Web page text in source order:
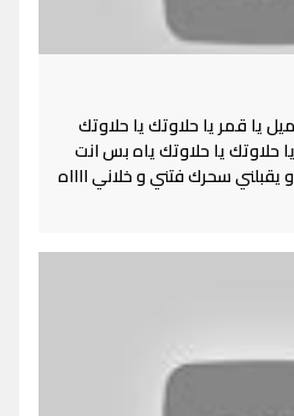
يا قمر يا حلاوتك يا حلاوتك
حلاوتك يا حلاوتك ياه بس انت
سحرك فتني و خلاني ااااه